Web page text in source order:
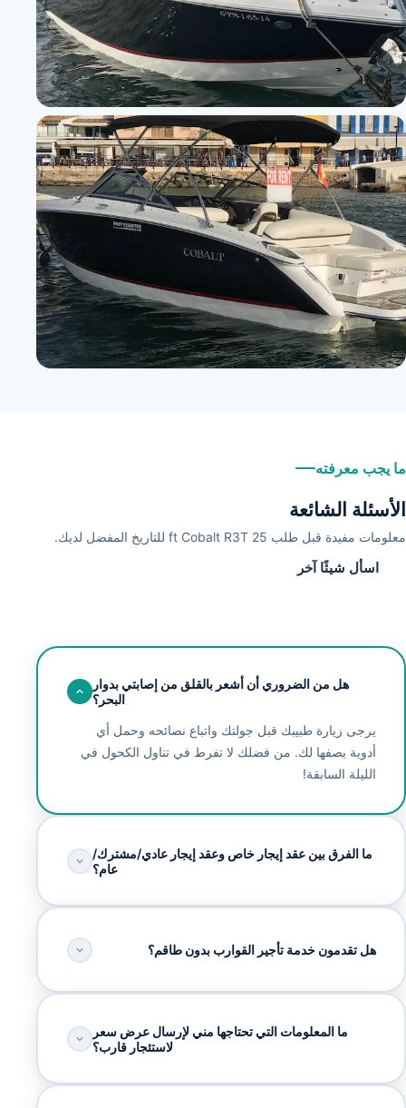
ما يجب معرفته
الأسئلة الشائعة
معلومات مفيدة قبل طلب 25 ft Cobalt R3T للتاريخ المفضل لديك.
اسأل شيئًا آخر
هل من الضروري أن أشعر بالقلق من إصابتي بدوار
البحر؟
يرجى زيارة طبيبك قبل جولتك واتباع نصائحه وحمل أي
أدوية يصفها لك. من فضلك لا تفرط في تناول الكحول في
الليلة السابقة!
ما الفرق بين عقد إيجار خاص وعقد إيجار عادي/مشترك/
عام؟
هل تقدمون خدمة تأجير القوارب بدون طاقم؟
ما المعلومات التي تحتاجها مني لإرسال عرض سعر
لاستئجار قارب؟